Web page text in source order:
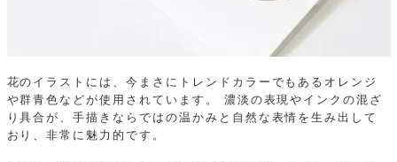
花のイラストには、今まさにトレンドカラーでもあるオレンジ
や群青色などが使用されています。
濃淡の表現やインクの混ざ
り具合が、手描きならではの温かみと自然な表情を生み出して
おり、非常に魅力的です。